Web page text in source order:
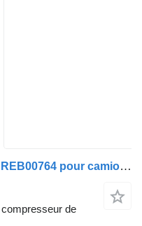
Compresseur de climatisation REB00764 pour camion Renault Premium 2 | 05
de